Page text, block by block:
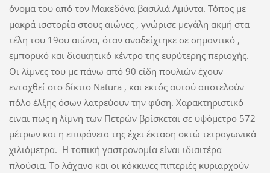
όνομα του από τον Μακεδόνα βασιλιά Αμύντα. Τόπος με
μακρά ισστορία στους αιώνες , γνώρισε μεγάλη ακμή στα
τέλη του 19ου αιώνα, όταν αναδείχτηκε σε σημαντικό ,
εμπορικό και διοικητικό κέντρο της ευρύτερης περιοχής.
Οι λίμνες του με πάνω από 90 είδη πουλιών έχουν
ενταχθεί στο δίκτιο Νatura , και εκτός αυτού αποτελούν
πόλο έλξης όσων λατρεύουν την φύση. Χαρακτηριστικό
ειναι πως η λίμνη των Πετρών βρίσκεται σε υψόμετρο 572
μέτρων και η επιφάνεια της έχει έκταση οκτώ τετραγωνικά
χιλιόμετρα. Η τοπική γαστρονομία είναι ιδιαιτέρα
πλούσια. Το λάχανο και οι κόκκινες πιπεριές κυριαρχούν